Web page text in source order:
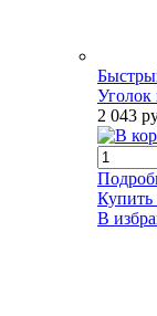
2 043
Купить
В